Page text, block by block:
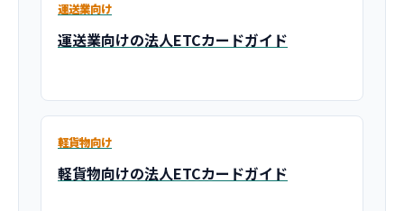
運送業向け
運送業向けの法人ETCカードガイド
軽貨物向け
軽貨物向けの法人ETCカードガイド